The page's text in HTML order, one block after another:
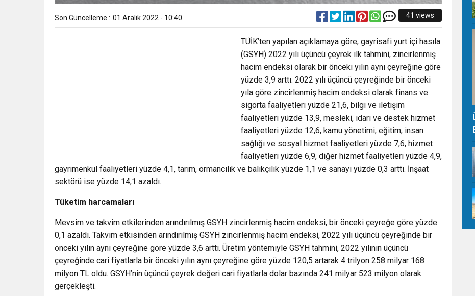
Son Güncelleme : 01 Aralık 2022 - 10:40 41 views
TÜİK’ten yapılan açıklamaya göre, gayrisafi yurt içi hasıla
(GSYH) 2022 yılı üçüncü çeyrek ilk tahmini, zincirlenmiş
hacim endeksi olarak bir önceki yılın aynı çeyreğine göre
yüzde 3,9 arttı. 2022 yılı üçüncü çeyreğinde bir önceki
yıla göre zincirlenmiş hacim endeksi olarak finans ve
sigorta faaliyetleri yüzde 21,6, bilgi ve iletişim
faaliyetleri yüzde 13,9, mesleki, idari ve destek hizmet
faaliyetleri yüzde 12,6, kamu yönetimi, eğitim, insan
sağlığı ve sosyal hizmet faaliyetleri yüzde 7,6, hizmet
faaliyetleri yüzde 6,9, diğer hizmet faaliyetleri yüzde 4,9,
gayrimenkul faaliyetleri yüzde 4,1, tarım, ormancılık ve balıkçılık yüzde 1,1 ve sanayi yüzde 0,3 arttı. İnşaat
sektörü ise yüzde 14,1 azaldı.
Tüketim harcamaları
Mevsim ve takvim etkilerinden arındırılmış GSYH zincirlenmiş hacim endeksi, bir önceki çeyreğe göre yüzde
0,1 azaldı. Takvim etkisinden arındırılmış GSYH zincirlenmiş hacim endeksi, 2022 yılı üçüncü çeyreğinde bir
önceki yılın aynı çeyreğine göre yüzde 3,6 arttı. Üretim yöntemiyle GSYH tahmini, 2022 yılının üçüncü
çeyreğinde cari fiyatlarla bir önceki yılın aynı çeyreğine göre yüzde 120,5 artarak 4 trilyon 258 milyar 168
milyon TL oldu. GSYH’nin üçüncü çeyrek değeri cari fiyatlarla dolar bazında 241 milyar 523 milyon olarak
gerçekleşti.